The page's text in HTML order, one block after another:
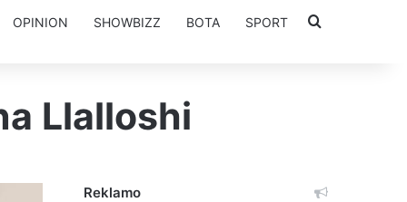
OPINION SHOWBIZZ BOTA SPORT Kërkoni
Llalloshi
Reklamo